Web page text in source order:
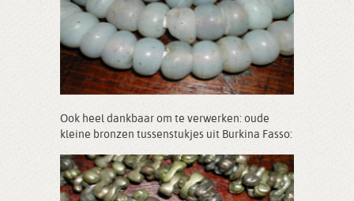
Ook heel dankbaar om te verwerken: oude
kleine bronzen tussenstukjes uit Burkina Fasso: